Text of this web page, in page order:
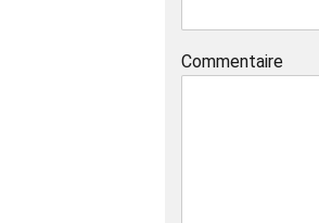
Commentaire